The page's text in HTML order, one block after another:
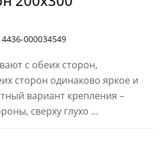
000034549
с обеих сторон,
сторон одинаково яркое и
вариант крепления –
сверху глухо ...